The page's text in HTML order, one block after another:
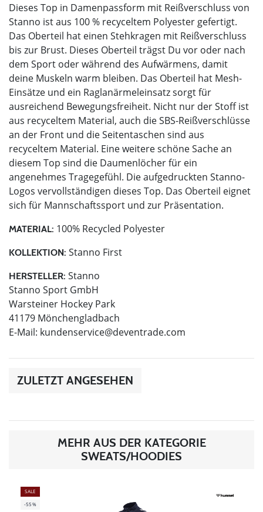
Dieses Top in Damenpassform mit Reißverschluss von
Stanno ist aus 100 % recyceltem Polyester gefertigt.
Das Oberteil hat einen Stehkragen mit Reißverschluss
bis zur Brust. Dieses Oberteil trägst Du vor oder nach
dem Sport oder während des Aufwärmens, damit
deine Muskeln warm bleiben. Das Oberteil hat Mesh-
Einsätze und ein Raglanärmeleinsatz sorgt für
ausreichend Bewegungsfreiheit. Nicht nur der Stoff ist
aus recyceltem Material, auch die SBS-Reißverschlüsse
an der Front und die Seitentaschen sind aus
recyceltem Material. Eine weitere schöne Sache an
diesem Top sind die Daumenlöcher für ein
angenehmes Tragegefühl. Die aufgedruckten Stanno-
Logos vervollständigen dieses Top. Das Oberteil eignet
sich für Mannschaftssport und zur Präsentation.
MATERIAL: 100% Recycled Polyester
KOLLEKTION: Stanno First
HERSTELLER: Stanno
Stanno Sport GmbH
Warsteiner Hockey Park
41179 Mönchengladbach
E-Mail: kundenservice@deventrade.com
ZULETZT ANGESEHEN
MEHR AUS DER KATEGORIE
SWEATS/HOODIES
SALE
-55%